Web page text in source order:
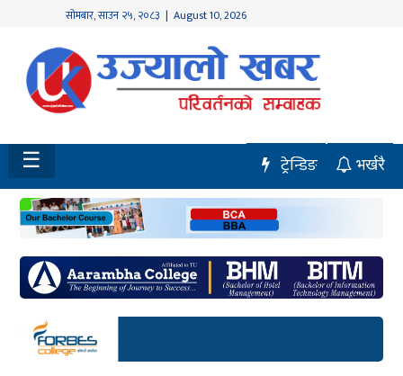
सोमबार,साउन २५, २०८३ | August 10, 2026
होमपेज
नवलपुर
विशेष
मध्य
नेपाल
चितवन
सेरोफेरो
समाचार
☰ भर्खरै
ट्रेन्डिङ